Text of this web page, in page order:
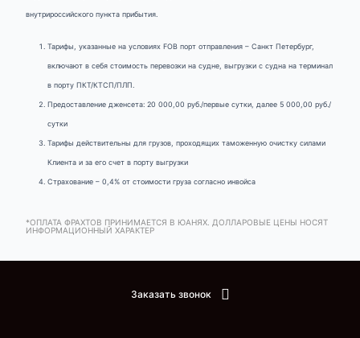
внутрироссийского пункта прибытия.
Тарифы, указанные на условиях FOB порт отправления – Санкт Петербург,
включают в себя стоимость перевозки на судне, выгрузки с судна на терминал
в порту ПКТ/КТСП/ПЛП.
Предоставление дженсета: 20 000,00 руб./первые сутки, далее 5 000,00 руб./
сутки
Тарифы действительны для грузов, проходящих таможенную очистку силами
Клиента и за его счет в порту выгрузки
Страхование – 0,4% от стоимости груза согласно инвойса
*ОПЛАТА ФРАХТОВ ПРИНИМАЕТСЯ В ЮАНЯХ. ДОЛЛАРОВЫЕ ЦЕНЫ НОСЯТ
ИНФОРМАЦИОННЫЙ ХАРАКТЕР
Заказать звонок